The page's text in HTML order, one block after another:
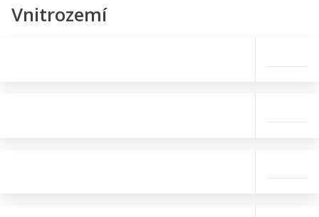
Vnitrozemí